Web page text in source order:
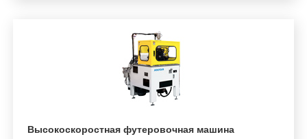
Высокоскоростная футеровочная машина